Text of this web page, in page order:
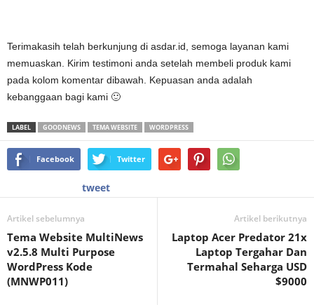
Terimakasih telah berkunjung di asdar.id, semoga layanan kami
memuaskan. Kirim testimoni anda setelah membeli produk kami
pada kolom komentar dibawah. Kepuasan anda adalah
kebanggaan bagi kami 🙂
LABEL GOODNEWS TEMA WEBSITE WORDPRESS
Facebook Twitter
tweet
Artikel sebelumnya
Tema Website MultiNews
v2.5.8 Multi Purpose
WordPress Kode
(MNWP011)
Artikel berikutnya
Laptop Acer Predator 21x
Laptop Tergahar Dan
Termahal Seharga USD
$9000